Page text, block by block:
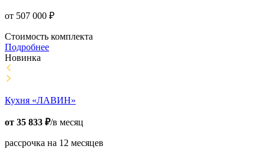
от 507 000 ₽
Стоимость комплекта
Подробнее
Новинка
Кухня «ЛАВИН»
от 35 833 ₽/в месяц
рассрочка на 12 месяцев